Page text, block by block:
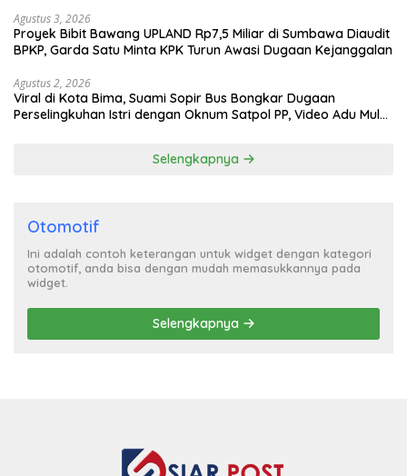
Agustus 3, 2026
Proyek Bibit Bawang UPLAND Rp7,5 Miliar di Sumbawa Diaudit
BPKP, Garda Satu Minta KPK Turun Awasi Dugaan Kejanggalan
Agustus 2, 2026
Viral di Kota Bima, Suami Sopir Bus Bongkar Dugaan
Perselingkuhan Istri dengan Oknum Satpol PP, Video Adu Mulut
Selengkapnya
Otomotif
Ini adalah contoh keterangan untuk widget dengan kategori
otomotif, anda bisa dengan mudah memasukkannya pada
widget.
Selengkapnya